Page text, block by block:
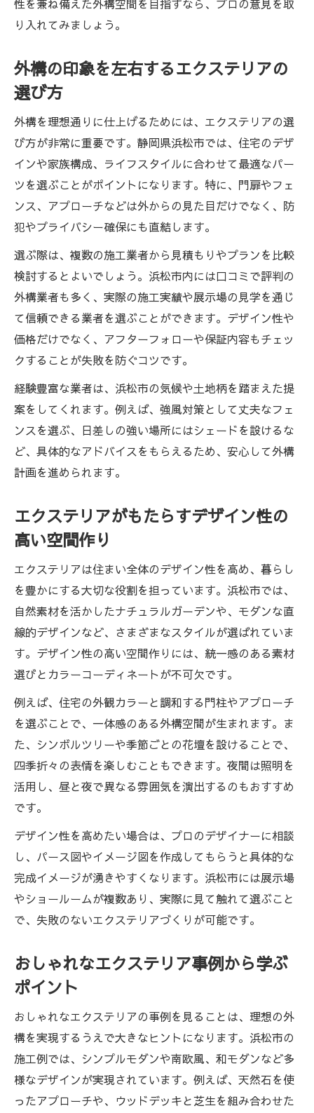
性を兼ね備えた外構空間を目指すなら、プロの意見を取
り入れてみましょう。
外構の印象を左右するエクステリアの
選び方
外構を理想通りに仕上げるためには、エクステリアの選
び方が非常に重要です。静岡県浜松市では、住宅のデザ
インや家族構成、ライフスタイルに合わせて最適なパー
ツを選ぶことがポイントになります。特に、門扉やフェ
ンス、アプローチなどは外からの見た目だけでなく、防
犯やプライバシー確保にも直結します。
選ぶ際は、複数の施工業者から見積もりやプランを比較
検討するとよいでしょう。浜松市内には口コミで評判の
外構業者も多く、実際の施工実績や展示場の見学を通じ
て信頼できる業者を選ぶことができます。デザイン性や
価格だけでなく、アフターフォローや保証内容もチェッ
クすることが失敗を防ぐコツです。
経験豊富な業者は、浜松市の気候や土地柄を踏まえた提
案をしてくれます。例えば、強風対策として丈夫なフェ
ンスを選ぶ、日差しの強い場所にはシェードを設けるな
ど、具体的なアドバイスをもらえるため、安心して外構
計画を進められます。
エクステリアがもたらすデザイン性の
高い空間作り
エクステリアは住まい全体のデザイン性を高め、暮らし
を豊かにする大切な役割を担っています。浜松市では、
自然素材を活かしたナチュラルガーデンや、モダンな直
線的デザインなど、さまざまなスタイルが選ばれていま
す。デザイン性の高い空間作りには、統一感のある素材
選びとカラーコーディネートが不可欠です。
例えば、住宅の外観カラーと調和する門柱やアプローチ
を選ぶことで、一体感のある外構空間が生まれます。ま
た、シンボルツリーや季節ごとの花壇を設けることで、
四季折々の表情を楽しむこともできます。夜間は照明を
活用し、昼と夜で異なる雰囲気を演出するのもおすすめ
です。
デザイン性を高めたい場合は、プロのデザイナーに相談
し、パース図やイメージ図を作成してもらうと具体的な
完成イメージが湧きやすくなります。浜松市には展示場
やショールームが複数あり、実際に見て触れて選ぶこと
で、失敗のないエクステリアづくりが可能です。
おしゃれなエクステリア事例から学ぶ
ポイント
おしゃれなエクステリアの事例を見ることは、理想の外
構を実現するうえで大きなヒントになります。浜松市の
施工例では、シンプルモダンや南欧風、和モダンなど多
様なデザインが実現されています。例えば、天然石を使
ったアプローチや、ウッドデッキと芝生を組み合わせた